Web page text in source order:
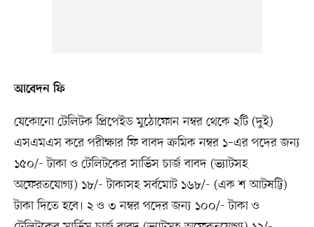
আবেদন ফি
যেকোনো টেলিটক প্রিপেইড মুঠোফোন নম্বর থেকে ২টি (দুই)
এসএমএস করে পরীক্ষার ফি বাবদ ক্রমিক নম্বর ১–এর পদের জন্য
১৫০/- টাকা ও টেলিটকের সার্ভিস চার্জ বাবদ (ভ্যাটসহ
অফেরতযোগ্য) ১৮/- টাকাসহ সর্বমোট ১৬৮/- (এক শ আটষট্টি)
টাকা দিতে হবে। ২ ও ৩ নম্বর পদের জন্য ১০০/- টাকা ও